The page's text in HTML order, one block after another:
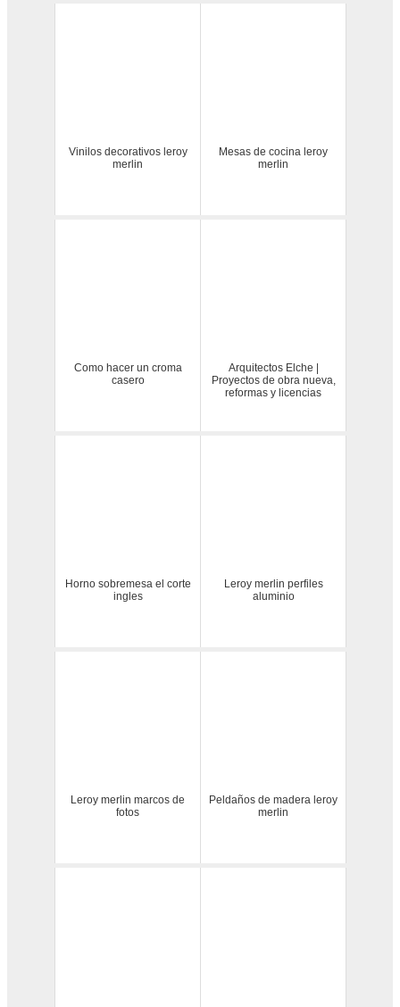
Vinilos decorativos leroy
merlin
Mesas de cocina leroy
merlin
Como hacer un croma
casero
Arquitectos Elche |
Proyectos de obra nueva,
reformas y licencias
Horno sobremesa el corte
ingles
Leroy merlin perfiles
aluminio
Leroy merlin marcos de
fotos
Peldaños de madera leroy
merlin